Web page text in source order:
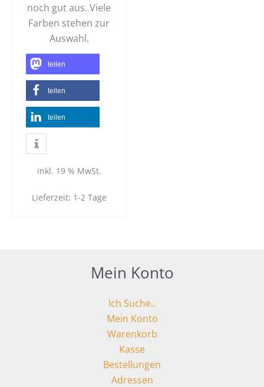
noch gut aus. Viele
Farben stehen zur
Auswahl.
teilen
teilen
teilen
inkl. 19 % MwSt.
Lieferzeit: 1-2 Tage
Mein Konto
Ich Suche..
Mein Konto
Warenkorb
Kasse
Bestellungen
Adressen